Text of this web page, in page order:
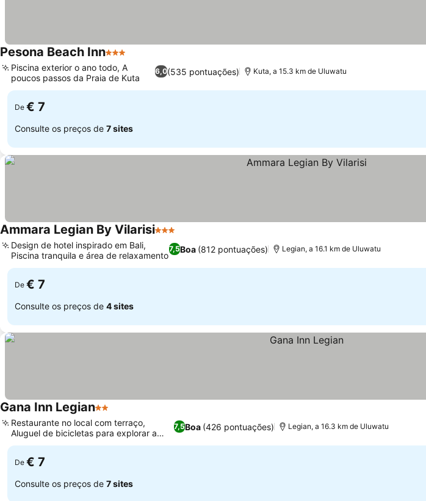
Pesona Beach Inn3 Estrelas
6,0(535 pontuações)
Piscina exterior o ano todo, A
poucos passos da Praia de Kuta
Kuta, a 15.3 km de Uluwatu
De € 7
Consulte os preços de 7 sites
Ammara Legian By Vilarisi3 Estrelas
7,5Boa (812 pontuações)
Design de hotel inspirado em Bali,
Piscina tranquila e área de relaxamento
Legian, a 16.1 km de Uluwatu
De € 7
Consulte os preços de 4 sites
Gana Inn Legian2 Estrelas
7,5Boa (426 pontuações)
Restaurante no local com terraço,
Aluguel de bicicletas para explorar a
região
Legian, a 16.3 km de Uluwatu
De € 7
Consulte os preços de 7 sites